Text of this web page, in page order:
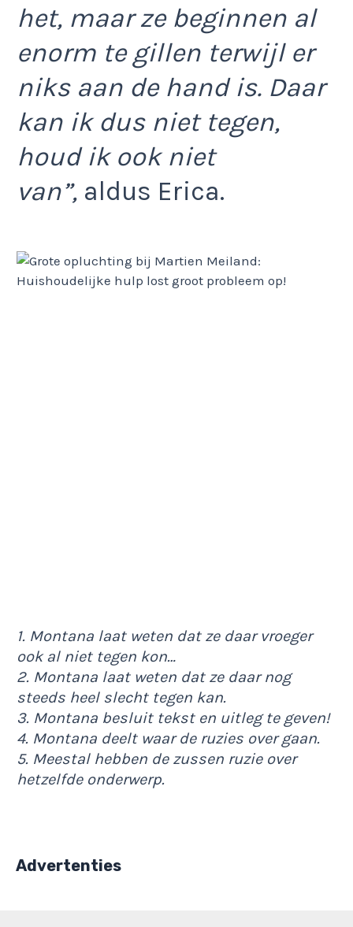
het, maar ze beginnen al
enorm te gillen terwijl er
niks aan de hand is. Daar
kan ik dus niet tegen,
houd ik ook niet
van”, aldus Erica.
1. Montana laat weten dat ze daar vroeger
ook al niet tegen kon…
2. Montana laat weten dat ze daar nog
steeds heel slecht tegen kan.
3. Montana besluit tekst en uitleg te geven!
4. Montana deelt waar de ruzies over gaan.
5. Meestal hebben de zussen ruzie over
hetzelfde onderwerp.
Advertenties